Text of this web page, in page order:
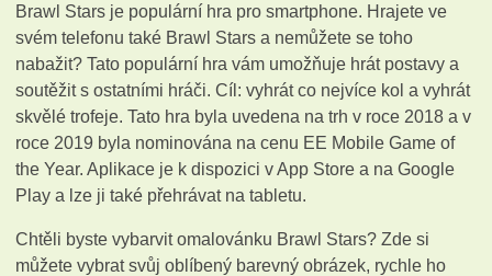
Brawl Stars je populární hra pro smartphone. Hrajete ve
svém telefonu také Brawl Stars a nemůžete se toho
nabažit? Tato populární hra vám umožňuje hrát postavy a
soutěžit s ostatními hráči. Cíl: vyhrát co nejvíce kol a vyhrát
skvělé trofeje. Tato hra byla uvedena na trh v roce 2018 a v
roce 2019 byla nominována na cenu EE Mobile Game of
the Year. Aplikace je k dispozici v App Store a na Google
Play a lze ji také přehrávat na tabletu.
Chtěli byste vybarvit omalovánku Brawl Stars? Zde si
můžete vybrat svůj oblíbený barevný obrázek, rychle ho